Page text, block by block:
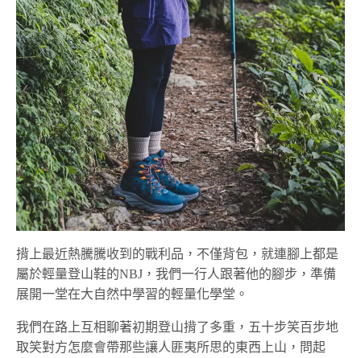
揹上最近熱騰騰收到的戰利品，不僅背包，就連腳上都是
屬於輕量登山鞋的NBJ，我們一行人跟著他的腳步，準備
展開一堂在大自然中學習的輕量化學堂。
我們在路上互相聊著初期登山揹了多重，五十步笑百步地
取笑對方怎麼會帶那些讓人匪夷所思的東西上山，問起